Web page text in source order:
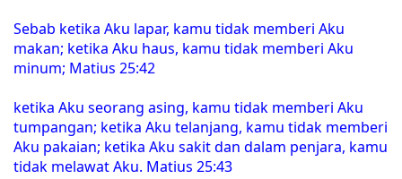
Sebab ketika Aku lapar, kamu tidak memberi Aku
makan; ketika Aku haus, kamu tidak memberi Aku
minum; Matius 25:42
ketika Aku seorang asing, kamu tidak memberi Aku
tumpangan; ketika Aku telanjang, kamu tidak memberi
Aku pakaian; ketika Aku sakit dan dalam penjara, kamu
tidak melawat Aku. Matius 25:43